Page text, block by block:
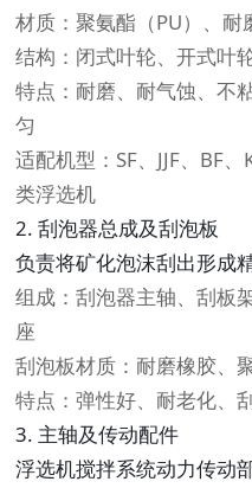
材质：聚氨酯（PU）、耐
结构：闭式叶轮、开式叶
特点：耐磨、耐气蚀、不
匀
适配机型：SF、JJF、BF
类浮选机
2. 刮泡器总成及刮泡板
负责将矿化泡沫刮出形成
组成：刮泡器主轴、刮板
座
刮泡板材质：耐磨橡胶、
特点：弹性好、耐老化、
3. 主轴及传动配件
浮选机搅拌系统动力传动部